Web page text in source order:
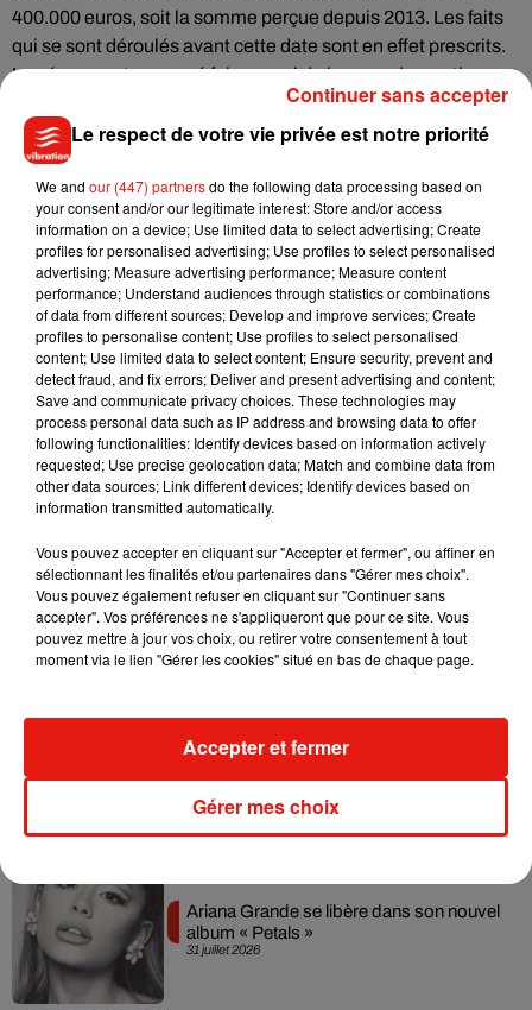
400.000 euros, soit la somme perçue depuis 2013. Les faits
qui se sont déroulés avant cette date sont en effet prescrits.
Les époux ont annoncé faire appel de leur condamnation.
Musique
5 août 2026
Benny Blanco invite Selena Gomez et
Becky G sur son nouveau single
4 août 2026
Tiny Desk invite Charlie Puth pour une
live session solaire
4 août 2026
Ariana Grande prendra une pause après
sa tournée mondiale
Grand Corps Malade emmène Styleto
31 juillet 2026
Ariana Grande se libère dans son nouvel
album « Petals »
Le respect de votre vie privée est notre priorité
We and our (447) partnersdo the following data processing based on
your consent and/or our legitimate interest: Store and/or access
information on a device; Use limited data to select advertising; Create
profiles for personalised advertising; Use profiles to select personalised
advertising; Measure advertising performance; Measure content
performance; Understand audiences through statistics or combinations
of data from different sources; Develop and improve services; Create
profiles to personalise content; Use profiles to select personalised
content; Use limited data to select content; Ensure security, prevent and
detect fraud, and fix errors; Deliver and present advertising and content;
Save and communicate privacy choices. These technologies may
process personal data such as IP address and browsing data to offer
following functionalities: Identify devices based on information actively
requested; Use precise geolocation data; Match and combine data from
other data sources; Link different devices; Identify devices based on
information transmitted automatically.
Vous pouvez accepter en cliquant sur "Accepter et fermer", ou affiner en
sélectionnant les finalités et/ou partenaires dans "Gérer mes choix".
Vous pouvez également refuser en cliquant sur "Continuer sans
accepter". Vos préférences ne s'appliqueront que pour ce site. Vous
pouvez mettre à jour vos choix, ou retirer votre consentement à tout
moment via le lien "Gérer les cookies" situé en bas de chaque page.
Gérer mes choix
Accepter et fermer
Continuer sans accepter